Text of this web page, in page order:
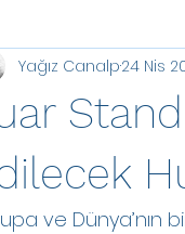
Yağız Canalp24 Nis
ve Dünya’nın